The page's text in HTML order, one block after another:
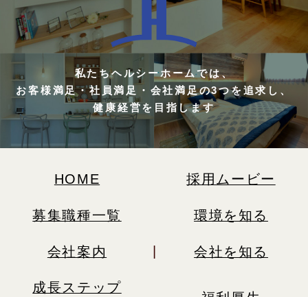
私たちヘルシーホームでは、
お客様満足・社員満足・会社満足の3つを追求し、
健康経営を目指します
HOME 採用ムービー
募集職種一覧
会社案内 会社を知る
環境を知る
成長ステップ